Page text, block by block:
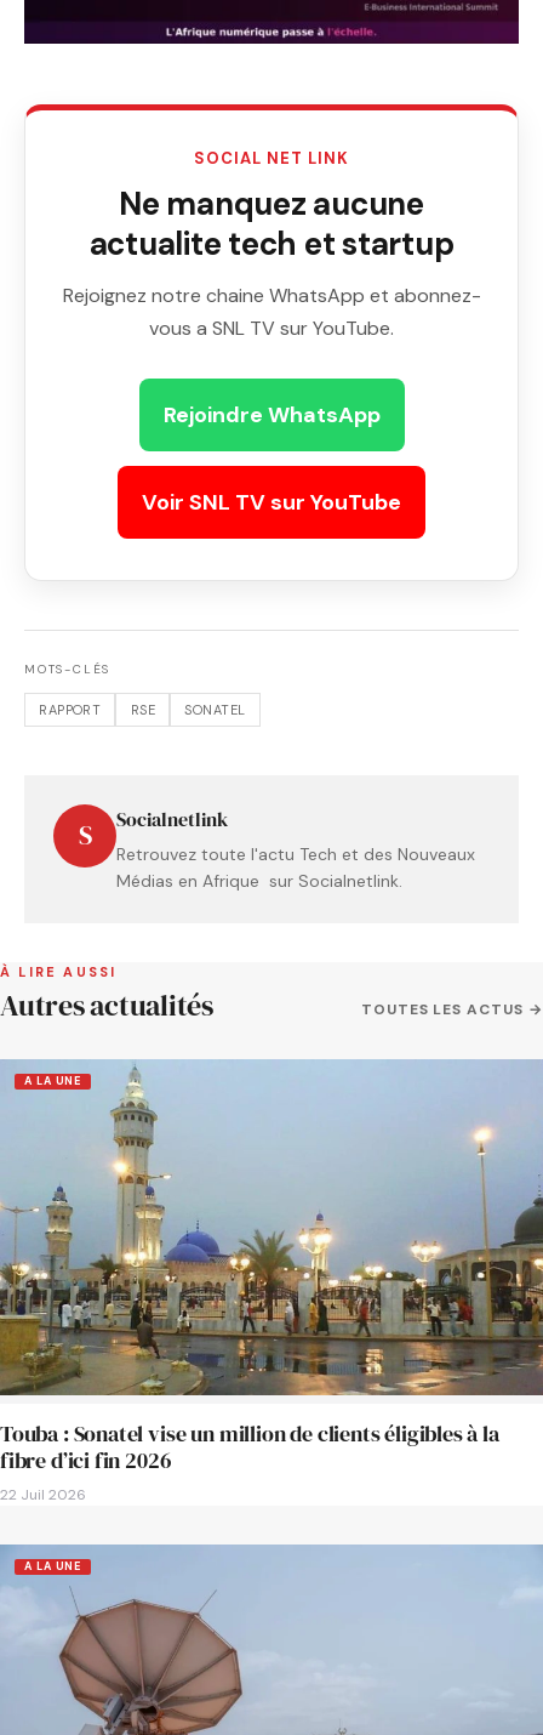
SOCIAL NET LINK
Ne manquez aucune
actualite tech et startup
Rejoignez notre chaine WhatsApp et abonnez-
vous a SNL TV sur YouTube.
Rejoindre WhatsApp
Voir SNL TV sur YouTube
MOTS-CLÉS
RAPPORT RSE SONATEL
S Socialnetlink
Retrouvez toute l'actu Tech et des Nouveaux
Médias en Afrique sur Socialnetlink.
À LIRE AUSSI
Autres actualités TOUTES LES ACTUS →
A LA UNE
Touba : Sonatel vise un million de clients éligibles à la
fibre d’ici fin 2026
22 Juil 2026
A LA UNE